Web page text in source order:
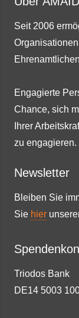
Seit 2006
Engagierte
Chance, sich
Ihrer
zu engagieren.
Newsletter
Bleiben Sie
Sie hier
Triodos Bank
DE14 5003